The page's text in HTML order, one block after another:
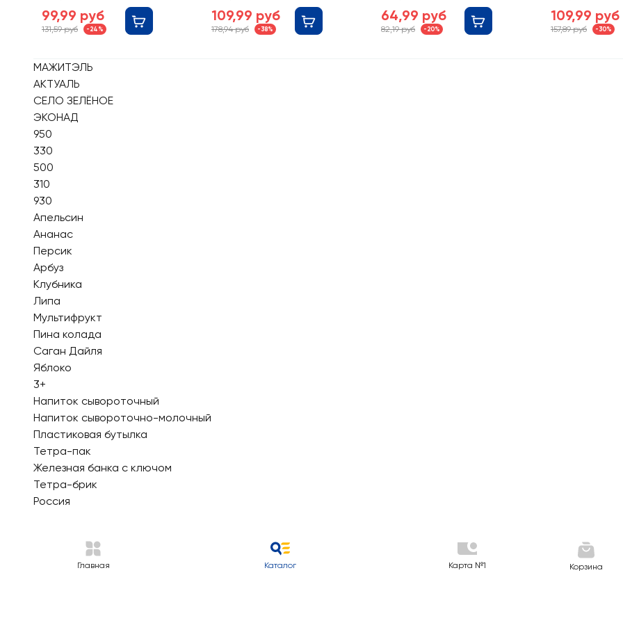
без змж
99,99 руб
131,59 руб -24%
109,99 руб
178,94 руб -38%
64,99 руб
82,19 руб -20%
109,99 руб
157,89 руб -30%
МАЖИТЭЛЬ
АКТУАЛЬ
СЕЛО ЗЕЛЁНОЕ
ЭКОНАД
950
330
500
310
930
Апельсин
Ананас
Персик
Арбуз
Клубника
Липа
Мультифрукт
Пина колада
Саган Дайля
Яблоко
3+
Напиток сывороточный
Напиток сывороточно-молочный
Пластиковая бутылка
Тетра-пак
Железная банка с ключом
Тетра-брик
Россия
Главная Каталог Карта №1 Корзина